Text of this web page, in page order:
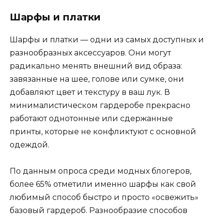
Шарфы и платки
Шарфы и платки — одни из самых доступных и
разнообразных аксессуаров. Они могут
радикально менять внешний вид образа:
завязанные на шее, голове или сумке, они
добавляют цвет и текстуру в ваш лук. В
минималистическом гардеробе прекрасно
работают однотонные или сдержанные
принты, которые не конфликтуют с основной
одеждой.
По данным опроса среди модных блогеров,
более 65% отметили именно шарфы как свой
любимый способ быстро и просто «освежить»
базовый гардероб. Разнообразие способов